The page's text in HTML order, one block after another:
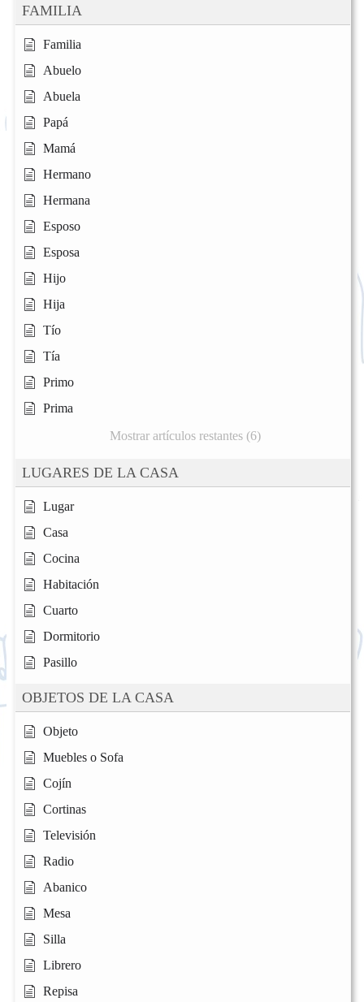
FAMILIA
Familia
Abuelo
Abuela
Papá
Mamá
Hermano
Hermana
Esposo
Esposa
Hijo
Hija
Tío
Tía
Primo
Prima
Mostrar artículos restantes (6)
LUGARES DE LA CASA
Lugar
Casa
Cocina
Habitación
Cuarto
Dormitorio
Pasillo
OBJETOS DE LA CASA
Objeto
Muebles o Sofa
Cojín
Cortinas
Televisión
Radio
Abanico
Mesa
Silla
Librero
Repisa